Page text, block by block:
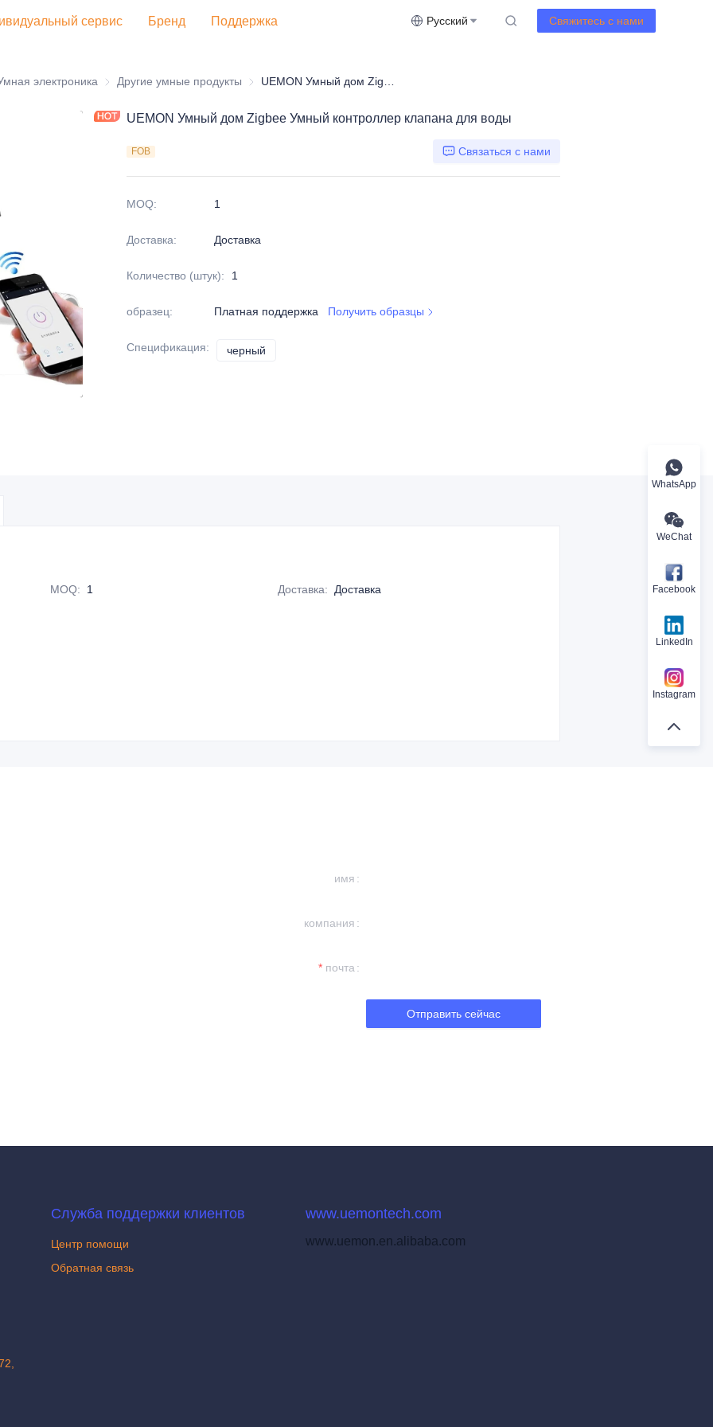
сервис Бренд Поддержка Русский Свяжитесь с нами
электроника
электроника Умная электроника
Другие умные продукты Другие умные продукты
UEMON Умный дом Zigbee Умный контроллер клапана для воды
FOB Связаться с нами
MOQ: 1
Доставка: Доставка
Количество (штук): 1
образец: Платная поддержка Получить образцы
Спецификация: черный
MOQ: 1 Доставка: Доставка
имя
компания
почта
Отправить сейчас
Служба поддержки клиентов
Центр помощи
Обратная связь
www.uemontech.com
www.uemon.en.alibaba.com
WhatsApp
WeChat
Facebook
LinkedIn
Instagram